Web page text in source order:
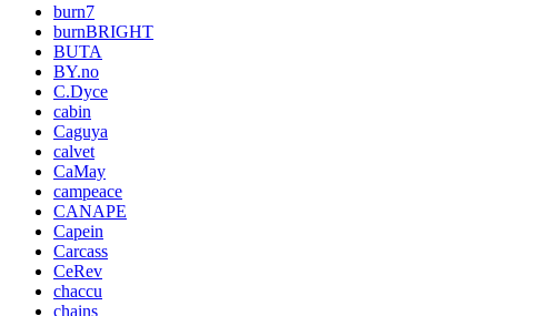
burn7
burnBRIGHT
BUTA
BY.no
C.Dyce
cabin
Caguya
calvet
CaMay
campeace
CANAPE
Capein
Carcass
CeRev
chaccu
chains